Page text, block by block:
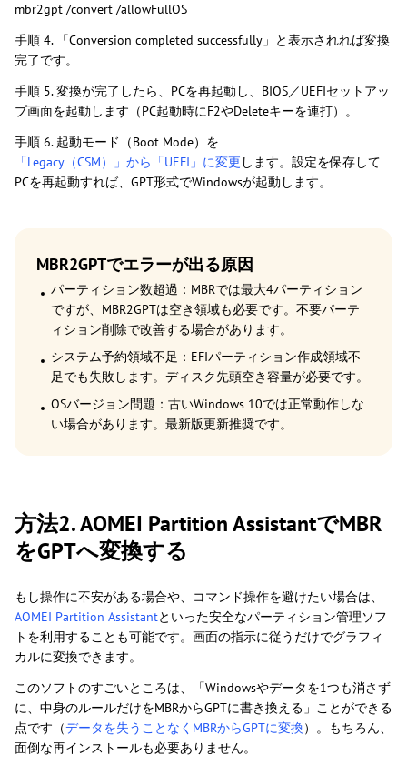
mbr2gpt /convert /allowFullOS
手順 4. 「Conversion completed successfully」と表示されれば変換
完了です。
手順 5. 変換が完了したら、PCを再起動し、BIOS／UEFIセットアッ
プ画面を起動します（PC起動時にF2やDeleteキーを連打）。
手順 6. 起動モード（Boot Mode）を
「Legacy（CSM）」から「UEFI」に変更 します。設定を保存して
PCを再起動すれば、GPT形式でWindowsが起動します。
MBR2GPTでエラーが出る原因
パーティション数超過：MBRでは最大4パーティション
ですが、MBR2GPTは空き領域も必要です。不要パーテ
ィション削除で改善する場合があります。
システム予約領域不足：EFIパーティション作成領域不
足でも失敗します。ディスク先頭空き容量が必要です。
OSバージョン問題：古いWindows 10では正常動作しな
い場合があります。最新版更新推奨です。
方法2. AOMEI Partition AssistantでMBR
をGPTへ変換する
もし操作に不安がある場合や、コマンド操作を避けたい場合は、
AOMEI Partition Assistantといった安全なパーティション管理ソフ
トを利用することも可能です。画面の指示に従うだけでグラフィ
カルに変換できます。
このソフトのすごいところは、「Windowsやデータを1つも消さず
に、中身のルールだけをMBRからGPTに書き換える」ことができる
点です（データを失うことなくMBRからGPTに変換）。もちろん、
面倒な再インストールも必要ありません。